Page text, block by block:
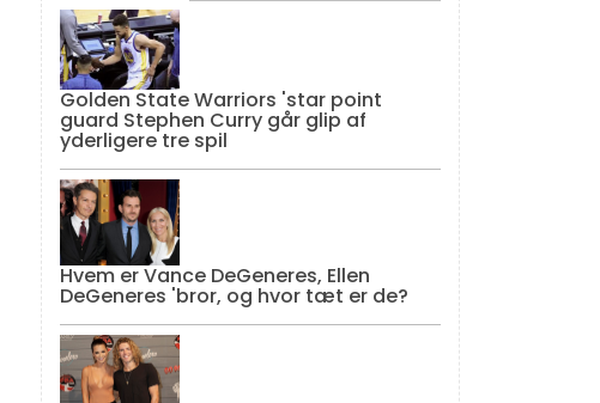
Golden State Warriors 'star point
guard Stephen Curry går glip af
yderligere tre spil
Hvem er Vance DeGeneres, Ellen
DeGeneres 'bror, og hvor tæt er de?